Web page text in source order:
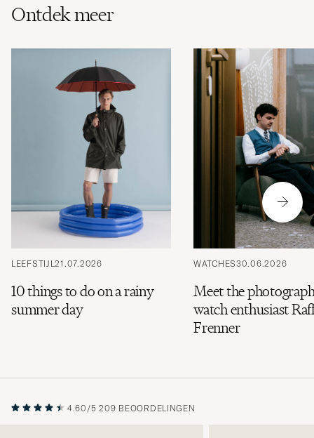
Ontdek meer
LEEFSTIJL21.07.2026
10 things to do on a rainy
summer day
WATCHES30.06.2026
Meet the
watch enthusiast
Frenner
4.60/5 209 BEOORDELINGEN